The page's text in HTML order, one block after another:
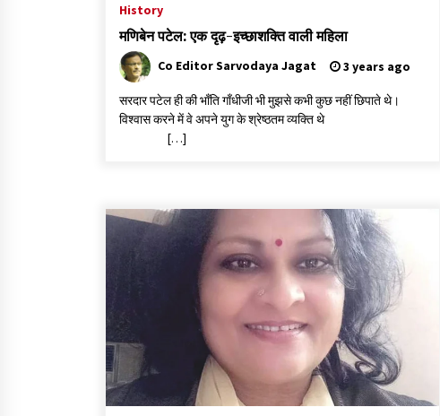
History
मणिबेन पटेल: एक दृढ़-इच्छाशक्ति वाली महिला
Co Editor Sarvodaya Jagat 3 years ago
सरदार पटेल ही की भाँति गाँधीजी भी मुझसे कभी कुछ नहीं छिपाते थे।
विश्वास करने में वे अपने युग के श्रेष्ठतम व्यक्ति थे
[…]